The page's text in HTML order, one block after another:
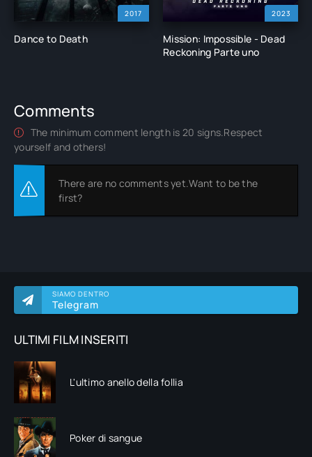
SIAMO DENTRO
Telegram
ULTIMI FILM INSERITI
L'ultimo anello della follia
Poker di sangue
2017
Dance to Death
2023
Mission: Impossible - Dead
Reckoning Parte uno
Comments
The minimum comment length is 20 signs.Respect
yourself and others!
There are no comments yet.Want to be the
first?